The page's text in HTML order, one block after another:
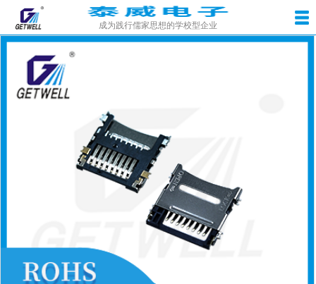
成为践行儒家思想的学校型企业